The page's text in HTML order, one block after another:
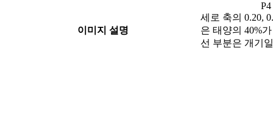
이미지 설명
세로 축의 0.20,
은 태양의 40%
선 부분은 개기